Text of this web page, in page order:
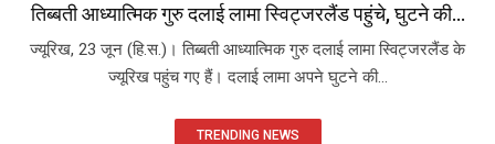
तिब्बती आध्यात्मिक गुरु दलाई लामा स्विट्जरलैंड पहुंचे, घुटने की...
ज्यूरिख, 23 जून (हि.स.)। तिब्बती आध्यात्मिक गुरु दलाई लामा स्विट्जरलैंड के
ज्यूरिख पहुंच गए हैं। दलाई लामा अपने घुटने की...
TRENDING NEWS